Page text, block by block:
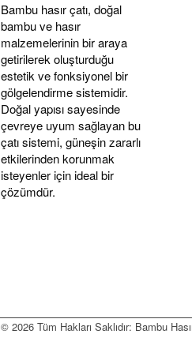
Bambu hasır çatı, doğal
bambu ve hasır
malzemelerinin bir araya
getirilerek oluşturduğu
estetik ve fonksiyonel bir
gölgelendirme sistemidir.
Doğal yapısı sayesinde
çevreye uyum sağlayan bu
çatı sistemi, güneşin zararlı
etkilerinden korunmak
isteyenler için ideal bir
çözümdür.
© 2026 Tüm Hakları Saklıdır: Bambu